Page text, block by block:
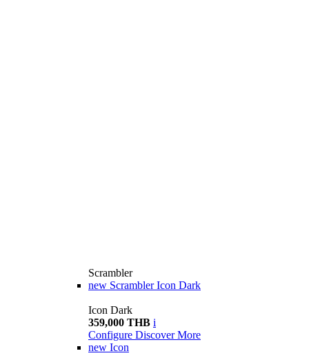
Scrambler
new Scrambler Icon Dark
Icon Dark
359,000 THB i
Configure Discover More
new Icon